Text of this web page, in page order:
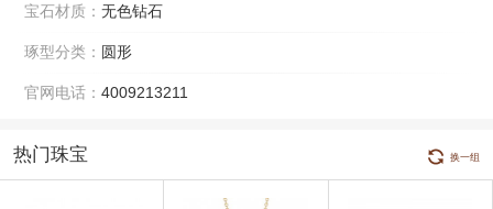
宝石材质： 无色钻石
琢型分类： 圆形
官网电话： 4009213211
热门珠宝 换一组